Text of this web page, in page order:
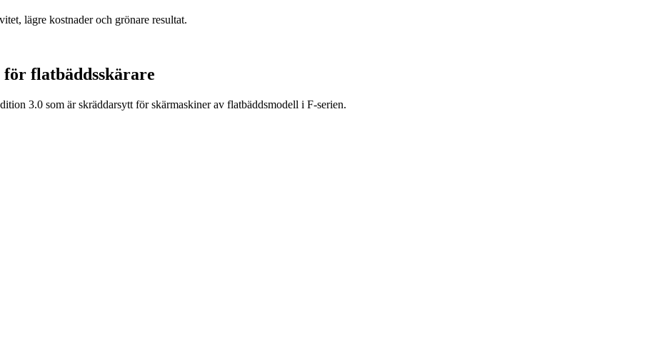
lägre kostnader och grönare resultat.
flatbäddsskärare
3.0 som är skräddarsytt för skärmaskiner av flatbäddsmodell i F-serien.